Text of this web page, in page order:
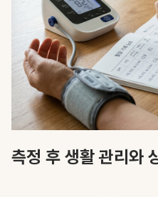
측정 후 생활 관리와